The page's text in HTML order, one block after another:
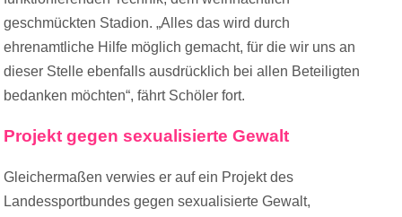
geschmückten Stadion. „Alles das wird durch
ehrenamtliche Hilfe möglich gemacht, für die wir uns an
dieser Stelle ebenfalls ausdrücklich bei allen Beteiligten
bedanken möchten“, fährt Schöler fort.
Projekt gegen sexualisierte Gewalt
Gleichermaßen verwies er auf ein Projekt des
Landessportbundes gegen sexualisierte Gewalt,